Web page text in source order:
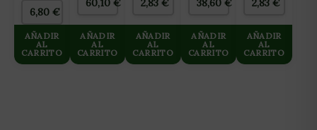
DEL
BONG)
6,80 €
AÑADIR
AL
CARRITO
DUKI
EDICIÓN
LIMITADA
60,10 €
AÑADIR
AL
CARRITO
NARANJA
TRAMPOLINE
(1UD)
2,83 €
AÑADIR
AL
CARRITO
38,60 €
AÑADIR
AL
CARRITO
AZUL
&
JELLYBELLY
(1UD)
2,83 €
AÑADIR
AL
CARRITO